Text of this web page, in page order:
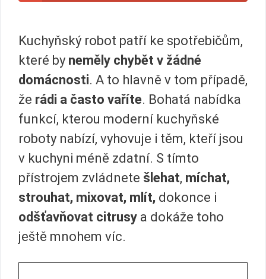
Kuchyňský robot patří ke spotřebičům,
které by neměly chybět v žádné
domácnosti. A to hlavně v tom případě,
že rádi a často vaříte. Bohatá nabídka
funkcí, kterou moderní kuchyňské
roboty nabízí, vyhovuje i těm, kteří jsou
v kuchyni méně zdatní. S tímto
přístrojem zvládnete šlehat, míchat,
strouhat, mixovat, mlít, dokonce i
odšťavňovat citrusy a dokáže toho
ještě mnohem víc.